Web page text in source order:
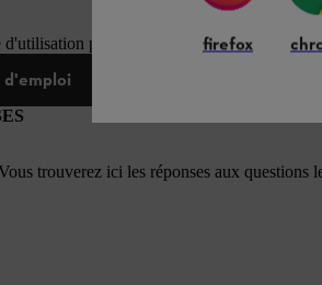
d'utilisation pour ce produit STIHL
d'emploi
trouverez ici les réponses aux questions
firefox